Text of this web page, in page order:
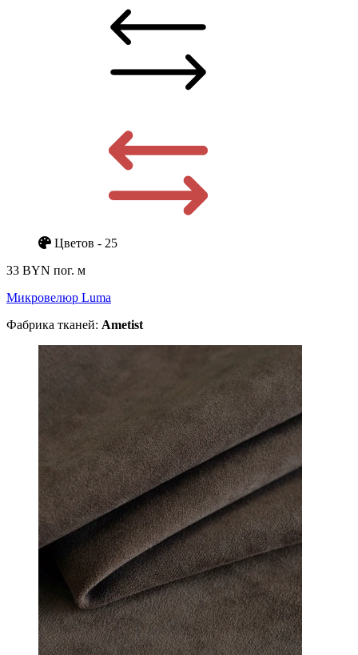
Цветов - 25
33 BYN пог. м
Микровелюр Luma
Фабрика тканей: Ametist